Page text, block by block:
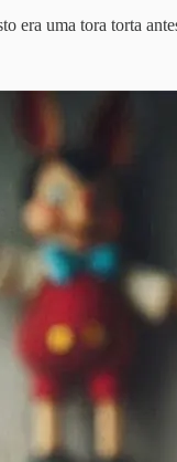
era uma tora torta